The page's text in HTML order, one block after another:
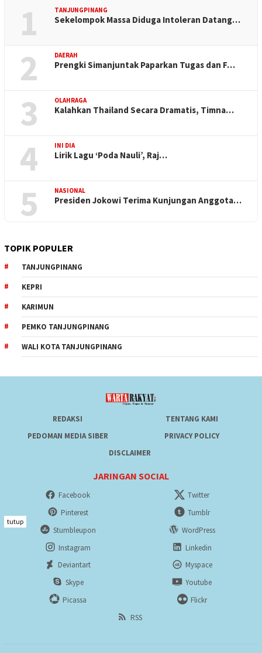
1 TANJUNGPINANG
Sekelompok Massa Diduga Intoleran Datang…
2 DAERAH
Prengki Simanjuntak Paparkan Tugas dan F…
3 OLAHRAGA
Kalahkan Thailand Secara Dramatis, Timna…
4 INI DIA
Lirik Lagu ‘Poda Nauli’, Raj…
5 NASIONAL
Presiden Jokowi Terima Kunjungan Anggota…
TOPIK POPULER
TANJUNGPINANG
KEPRI
KARIMUN
PEMKO TANJUNGPINANG
WALI KOTA TANJUNGPINANG
REDAKSI
TENTANG KAMI
PEDOMAN MEDIA SIBER
PRIVACY POLICY
DISCLAIMER
JARINGAN SOCIAL
Facebook
Twitter
Pinterest
Tumblr
Stumbleupon
WordPress
Instagram
Linkedin
Deviantart
Myspace
Skype
Youtube
Picassa
Flickr
RSS
tutup